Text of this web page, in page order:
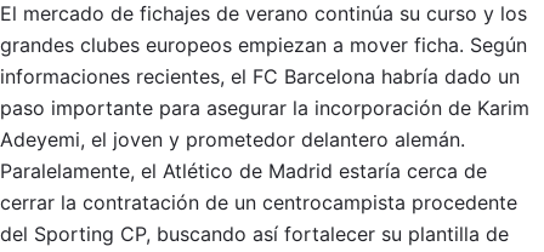
El mercado de fichajes de verano continúa su curso y los
grandes clubes europeos empiezan a mover ficha. Según
informaciones recientes, el FC Barcelona habría dado un
paso importante para asegurar la incorporación de Karim
Adeyemi, el joven y prometedor delantero alemán.
Paralelamente, el Atlético de Madrid estaría cerca de
cerrar la contratación de un centrocampista procedente
del Sporting CP, buscando así fortalecer su plantilla de